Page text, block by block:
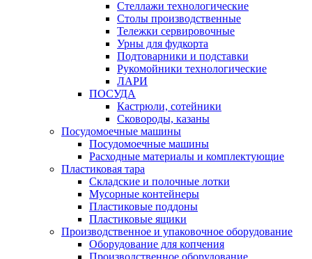
Стеллажи технологические
Столы производственные
Тележки сервировочные
Урны для фудкорта
Подтоварники и подставки
Рукомойники технологические
ЛАРИ
ПОСУДА
Кастрюли, сотейники
Сковороды, казаны
Посудомоечные машины
Посудомоечные машины
Расходные материалы и комплектующие
Пластиковая тара
Складские и полочные лотки
Мусорные контейнеры
Пластиковые поддоны
Пластиковые ящики
Производственное и упаковочное оборудование
Оборудование для копчения
Производственное оборудование